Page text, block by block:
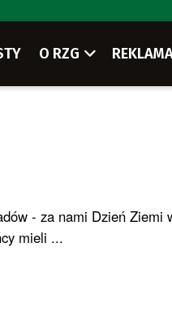
O RZG
- za nami Dzień Ziemi
mieli ...